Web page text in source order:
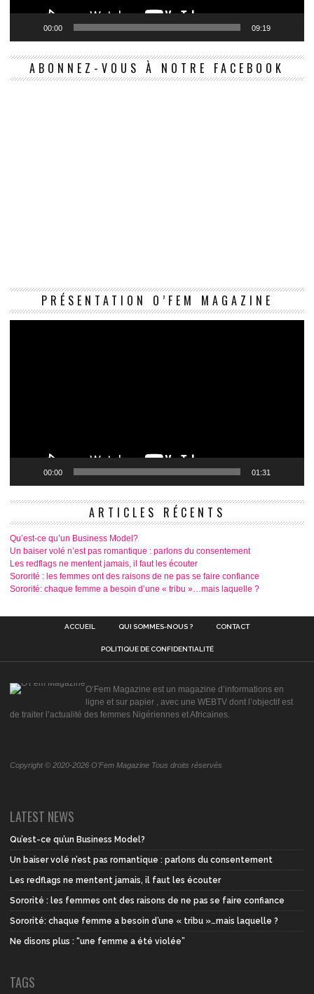
00:00 09:19
ABONNEZ-VOUS À NOTRE FACEBOOK
PRÉSENTATION O’FEM MAGAZINE
00:00 01:31
ARTICLES RÉCENTS
Qu’est-ce qu’un Business Model?
Un baiser volé n’est pas romantique : parlons du consentement
Les redflags ne mentent jamais, il faut les écouter
Sororité : les femmes ont des raisons de ne pas se faire confiance
Sororité: chaque femme a besoin d’une « tribu »…mais laquelle ?
ACCUEIL QUI SOMMES-NOUS ? CONTACT
POLITIQUE DE CONFIDENTIALITÉ
O’Fem Magazine est un magazine d’informations en
ligne et sur papier , avec une WEBTV dont l’objectif est
de traiter l’actualité des femmes Nigériennes et Africaines.
Copyright © 2020-2026 O'Fem Magazine Tous droits réservés
LATEST NEWS
Qu’est-ce qu’un Business Model?
Un baiser volé n’est pas romantique : parlons du consentement
Les redflags ne mentent jamais, il faut les écouter
Sororité : les femmes ont des raisons de ne pas se faire confiance
Sororité: chaque femme a besoin d’une « tribu »…mais laquelle ?
Ne disons plus : “une femme a été violée”
TAGS